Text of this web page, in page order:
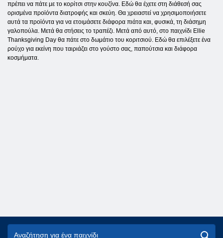
πρέπει να πάτε με το κορίτσι στην κουζίνα. Εδώ θα έχετε στη διάθεσή σας
ορισμένα προϊόντα διατροφής και σκεύη. Θα χρειαστεί να χρησιμοποιήσετε
αυτά τα προϊόντα για να ετοιμάσετε διάφορα πιάτα και, φυσικά, τη διάσημη
γαλοπούλα. Μετά θα στήσεις το τραπέζι. Μετά από αυτό, στο παιχνίδι Ellie
Thanksgiving Day θα πάτε στο δωμάτιο του κοριτσιού. Εδώ θα επιλέξετε ένα
ρούχο για εκείνη που ταιριάζει στο γούστο σας, παπούτσια και διάφορα
κοσμήματα.